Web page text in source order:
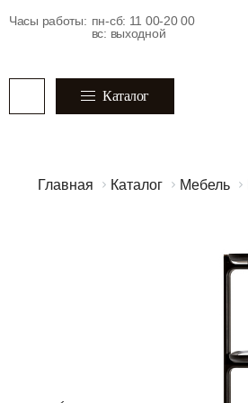
Часы работы: пн-сб: 11 00-20 00
вс: выходной
Каталог
Главная Каталог Мебель